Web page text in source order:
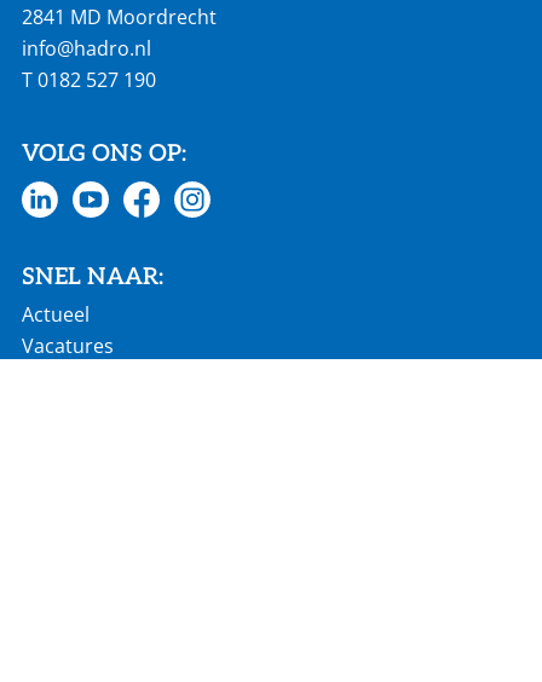
2841 MD Moordrecht
info@hadro.nl
T0182 527 190
VOLG ONS OP:
SNEL NAAR:
Actueel
Vacatures